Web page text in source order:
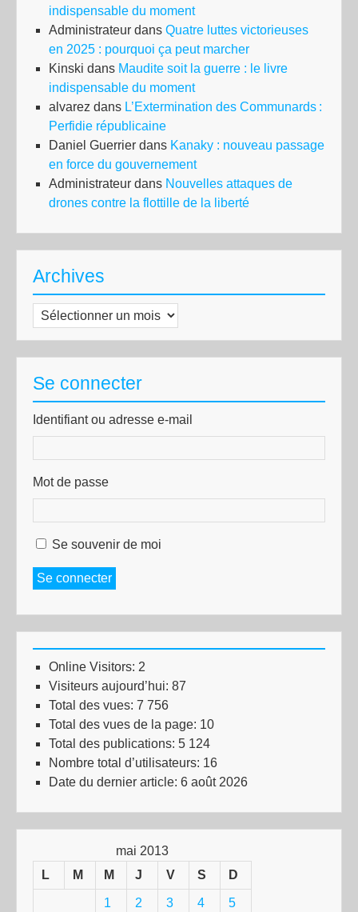
indispensable du moment
Administrateur dans Quatre luttes victorieuses
en 2025 : pourquoi ça peut marcher
Kinski dans Maudite soit la guerre : le livre
indispensable du moment
alvarez dans L’Extermination des Communards :
Perfidie républicaine
Daniel Guerrier dans Kanaky : nouveau passage
en force du gouvernement
Administrateur dans Nouvelles attaques de
drones contre la flottille de la liberté
Archives
Archives
Se connecter
Identifiant ou adresse e-mail
Mot de passe
Se souvenir de moi
Se connecter
Online Visitors: 2
Visiteurs aujourd’hui: 87
Total des vues: 7 756
Total des vues de la page: 10
Total des publications: 5 124
Nombre total d’utilisateurs: 16
Date du dernier article: 6 août 2026
mai 2013
L
M M J V S D
1 2 3 4 5